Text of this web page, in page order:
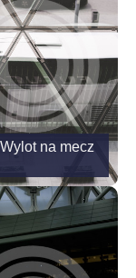
na mecz